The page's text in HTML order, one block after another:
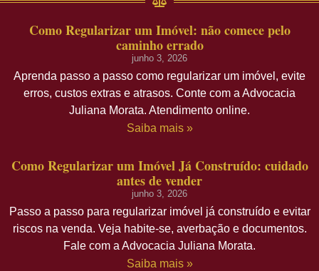
Como Regularizar um Imóvel: não comece pelo
caminho errado
junho 3, 2026
Aprenda passo a passo como regularizar um imóvel, evite
erros, custos extras e atrasos. Conte com a Advocacia
Juliana Morata. Atendimento online.
Saiba mais »
Como Regularizar um Imóvel Já Construído: cuidado
antes de vender
junho 3, 2026
Passo a passo para regularizar imóvel já construído e evitar
riscos na venda. Veja habite-se, averbação e documentos.
Fale com a Advocacia Juliana Morata.
Saiba mais »